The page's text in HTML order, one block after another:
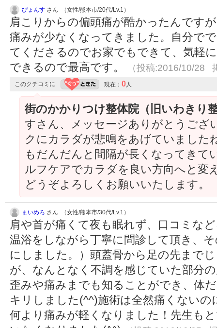
ぴょんす さん （女性/熊本市/20代/Lv.1）
肩こりからの偏頭痛が酷かったんです
痛みが少なくなってきました。自分で
てくださるのでお家でもできて、気軽
できるので最高です。
（投稿:2016/10/28
このクチコミに 現在： 0人
街のかかりつけ整体院（旧いわきり
すさん、メッセージありがとうござ
クにカラダが悲鳴をあげていました
もだんだんと間隔が長くなってきて
ルフケアでカラダを良い方向へと変
どうぞよろしくお願いいたします。
まいめろ さん （女性/熊本市/30代/Lv.1）
肩や首が痛くて夜も眠れず、口コミな
温浴をしながら丁寧に問診して頂き、
にしました。）頭蓋骨から足の先まで
が、なんとなく不調を感じていた部分
歪みや痛みまでも知ることができ、体
キリしました(^^)施術は全然痛くない
何より痛みが軽くなりました！先生も